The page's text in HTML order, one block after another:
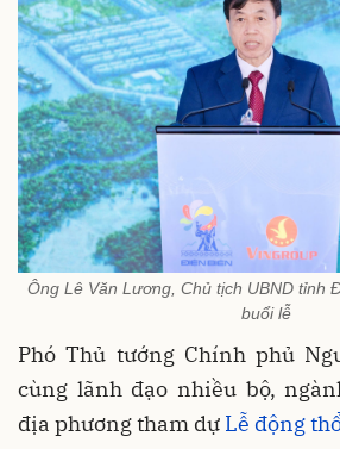
Ông Lê Văn Lương, Chủ tịch UBND tỉnh
buổi lễ
Phó Thủ tướng Chính phủ
cùng lãnh đạo nhiều bộ,
địa phương tham dự Lễ động